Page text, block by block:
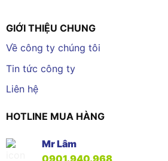
GIỚI THIỆU CHUNG
Về công ty chúng tôi
Tin tức công ty
Liên hệ
HOTLINE MUA HÀNG
Mr Lâm
0901.940.968